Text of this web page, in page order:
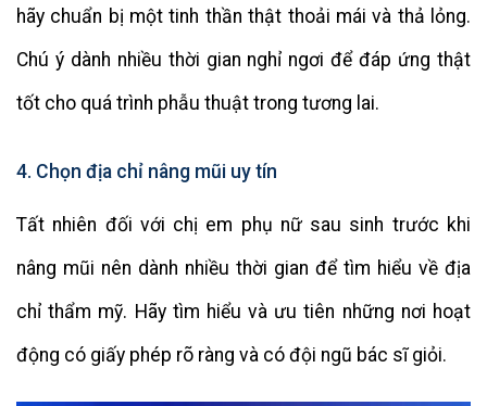
hãy chuẩn bị một tinh thần thật thoải mái và thả lỏng.
Chú ý dành nhiều thời gian nghỉ ngơi để đáp ứng thật
tốt cho quá trình phẫu thuật trong tương lai.
4. Chọn địa chỉ nâng mũi uy tín
Tất nhiên đối với chị em phụ nữ sau sinh trước khi
nâng mũi nên dành nhiều thời gian để tìm hiểu về địa
chỉ thẩm mỹ. Hãy tìm hiểu và ưu tiên những nơi hoạt
động có giấy phép rõ ràng và có đội ngũ bác sĩ giỏi.